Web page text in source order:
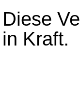
Diese
in Kraft.